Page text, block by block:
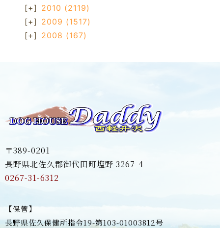
[+] 2010 (2119)
[+] 2009 (1517)
[+] 2008 (167)
〒389-0201
長野県北佐久郡御代田町塩野 3267-4
0267-31-6312
【保管】
長野県佐久保健所指令19-第103-01003812号